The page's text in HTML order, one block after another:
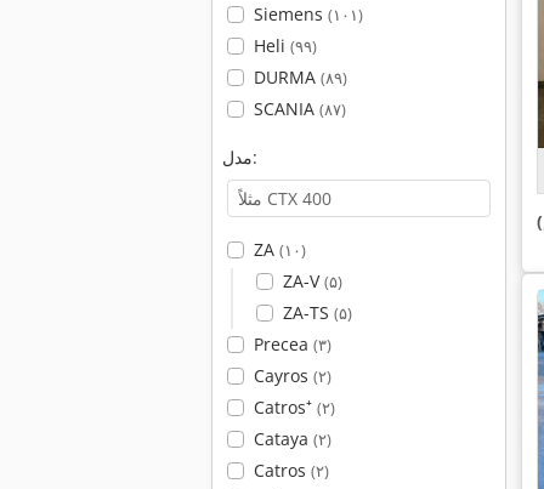
Siemens (۱۰۱)
Heli (۹۹)
DURMA (۸۹)
SCANIA (۸۷)
مدل:
ZA (۱۰)
ZA-V(۵)
ZA-TS (۵)
Precea (۳)
Cayros (۲)
Catros⁺ (۲)
Cataya (۲)
Catros (۲)